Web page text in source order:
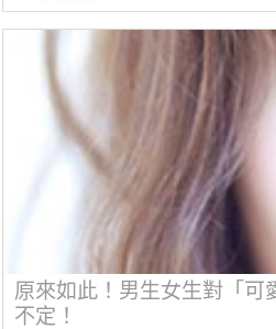
原來如此！男生女生對「可
不定！